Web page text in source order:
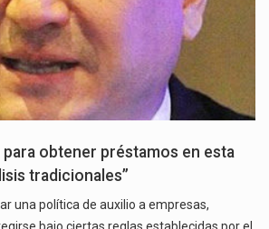
para obtener préstamos en esta
tradicionales”
una política de auxilio a empresas,